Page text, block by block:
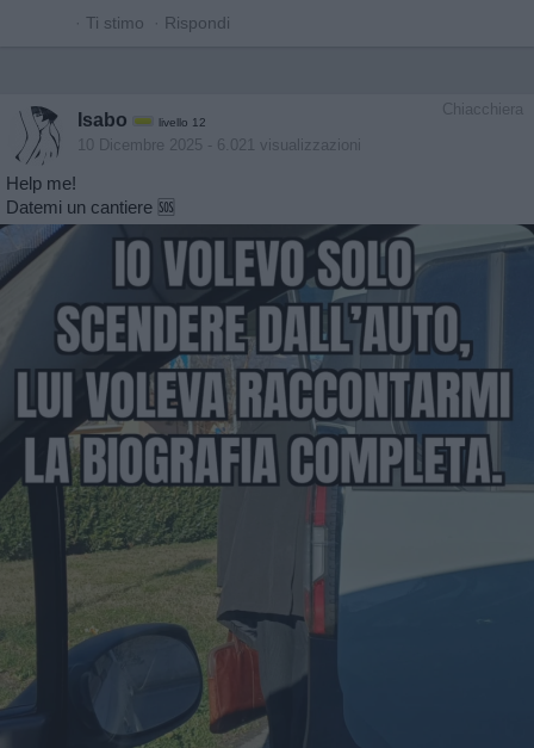
· Ti stimo · Rispondi
Chiacchiera
Isabo livello 12
10 Dicembre 2025 - 6.021 visualizzazioni
Help me!
Datemi un cantiere 🆘️